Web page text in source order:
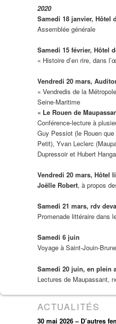
2020
Samedi 18 janvier, Hôtel
Assemblée générale
Samedi 15 février, Hôtel
« Histoire d’en rire, dans
Vendredi 20 mars,
« Vendredis de la
Seine-Maritime
« Le Rouen de
Conférence-lecture à
Guy Pessiot (le Rouen
Petit), Yvan Leclerc
Dupressoir et Hubert
Vendredi 20 mars, Hôtel
Joëlle Robert, à propos
Samedi 21 mars, rdv
Promenade littéraire dans
Samedi 6 juin
Voyage à Saint-Jouin-
Samedi 20 juin, en plein
Lectures de Maupassant,
ACTUALITÉS
30 mai 2026 – D’autres